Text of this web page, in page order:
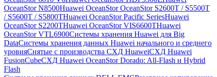
OceanStor N8500Huawei OceanStor OceanStor S2600T / S5500T
/ S5600T / S5800THuawei OceanStor Pacific SeriesHuawei
OceanStor S2200THuawei OceanStor VIS6600THuawei
OceanStor VTL6900Системы хранения Huawei для Big
DataСистемы хранения данных Huawei начального и среднего
уровняСнятые с производства СХД HuaweiСХД Huawei
FusionCubeСХД Huawei OceanStor Dorado: All-Flash и Hybrid
Flash